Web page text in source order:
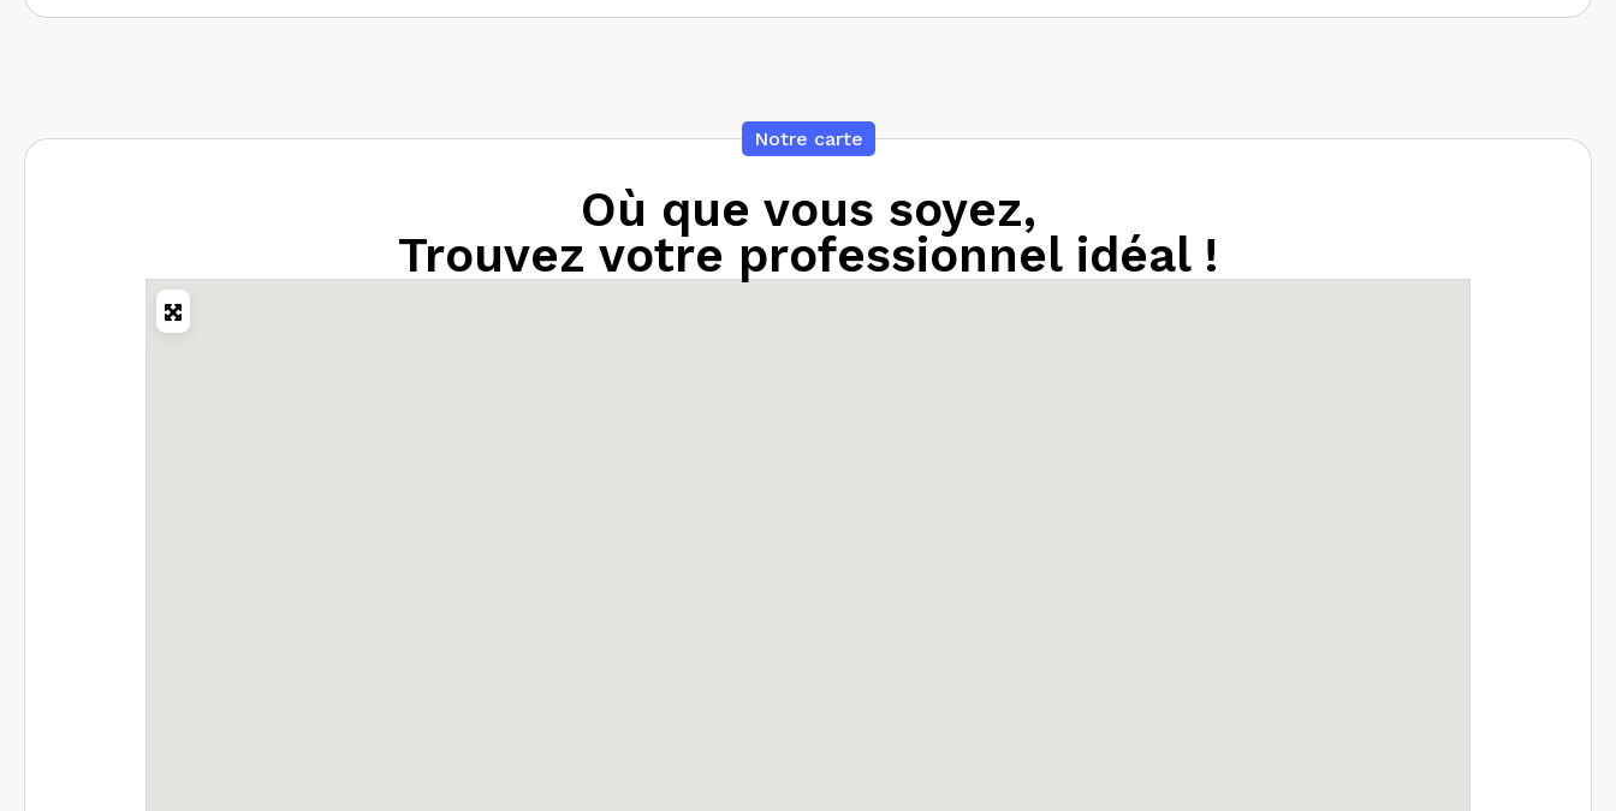
Notre carte
Où que vous soyez,
Trouvez votre professionnel idéal !